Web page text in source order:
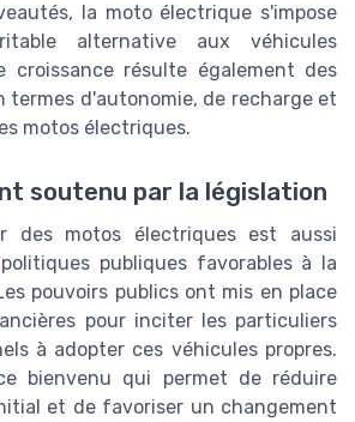
la moto électrique s'impose
alternative aux véhicules
croissance résulte également des
termes d'autonomie, de recharge et
motos électriques.
soutenu par la législation
des motos électriques est aussi
publiques favorables à la
pouvoirs publics ont mis en place
pour inciter les particuliers
à adopter ces véhicules propres.
bienvenu qui permet de réduire
et de favoriser un changement